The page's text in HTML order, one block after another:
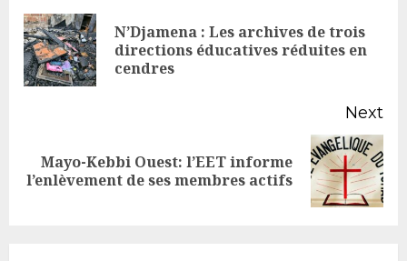
ReadingN’Djamena : Les archives de trois
directions éducatives réduites en
cendres
Next
Next
post:
Mayo-Kebbi Ouest: l’EET informe
l’enlèvement de ses membres actifs